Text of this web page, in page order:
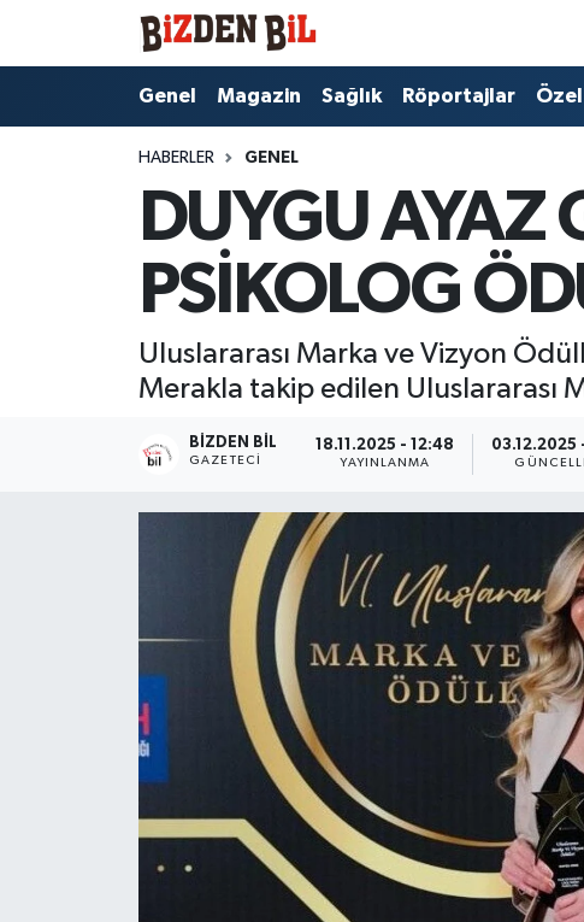
Genel Magazin Sağlık Röportajlar Özel
HABERLER GENEL
DUYGU AYAZ
PSİKOLOG
Uluslararası Marka ve Vizyon
Merakla takip edilen Uluslararası
BIZDEN BIL
GAZETECI
18.11.2025 - 12:48
YAYINLANMA
03.12.2025
Hava Durumu
Trafik Durumu
Süper Lig Puan Durumu ve Fikstür
Tüm Manşetler
Haber Arşivi